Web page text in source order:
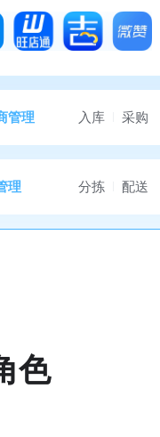
管理 入库 采购
理 分拣 配送
色